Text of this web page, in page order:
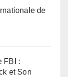
de
FBI :
et Son